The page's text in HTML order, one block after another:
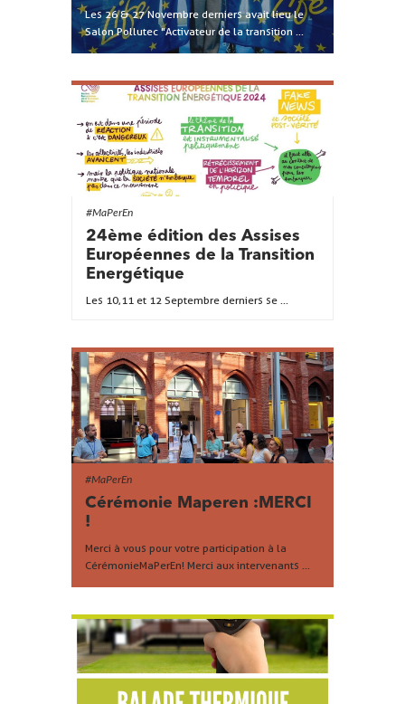
Les 26 & 27 Novembre derniers avait lieu le
Salon Pollutec "Activateur de la transition ...
#MaPerEn
24ème édition des Assises
Européennes de la Transition
Energétique
Les 10,11 et 12 Septembre derniers se ...
#MaPerEn
Cérémonie Maperen :MERCI
!
Merci à vous pour votre participation à la
Cérémonie MaPerEn ! Merci aux intervenants ...